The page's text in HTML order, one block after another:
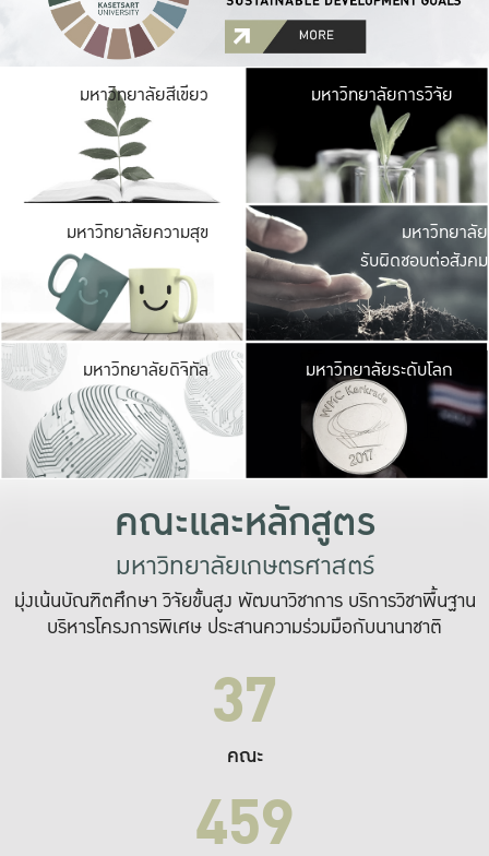
มหาวิทยาลัยสีเขียว มหาวิ
มีพื้นที่เขียวสดใส
เป็นป่าในเมือง เกษต
มหาวิทยาลัยการวิจัย
มหาวิทยาลัยความสุข มหาวิ
ค
เปิดประ
และพบเรื่องราวใ
มหาวิทยาลัย
รับผิดชอบต่อสังคม
มหาวิทยาลัยดิจิทัล มหาวิ
เปลี่ยนแปลง แล
เพื่อทำง
ระบบสารสนเทศ
มหาวิทยาลัยระดับโลก
คณะและหลักสูตร
มหาวิทยาลัยเกษตรศาสตร์
มุ่งเน้นบัณฑิตศึกษา วิจัยขั้นสูง พัฒนาวิชาการ บริการวิชาพื้นฐาน
บริหารโครงการพิเศษ ประสานความร่วมมือกับนานาชาติ
37
คณะ
459